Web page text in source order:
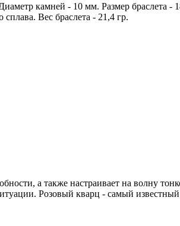
камней - 10 мм. Размер браслета -
Вес браслета - 21,4 гр.
а также настраивает на волну
Розовый кварц - самый